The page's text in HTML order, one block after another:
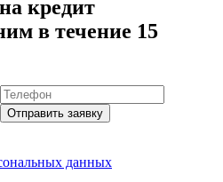
кредит
в течение 15
Отправить заявку
данных